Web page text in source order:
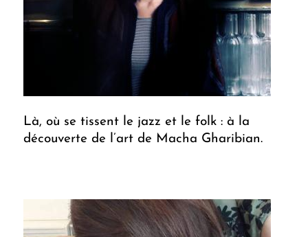
Là, où se tissent le jazz et le folk : à la
découverte de l’art de Macha Gharibian.